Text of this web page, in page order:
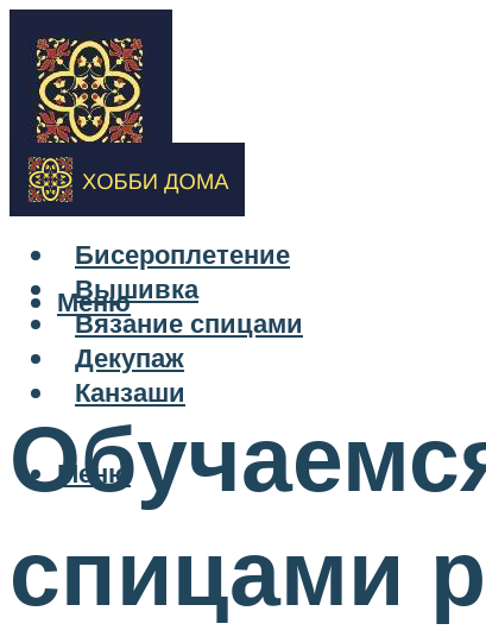
Бисероплетение
Вышивка
Вязание спицами
Декупаж
Канзаши
Меню
Меню
спицами